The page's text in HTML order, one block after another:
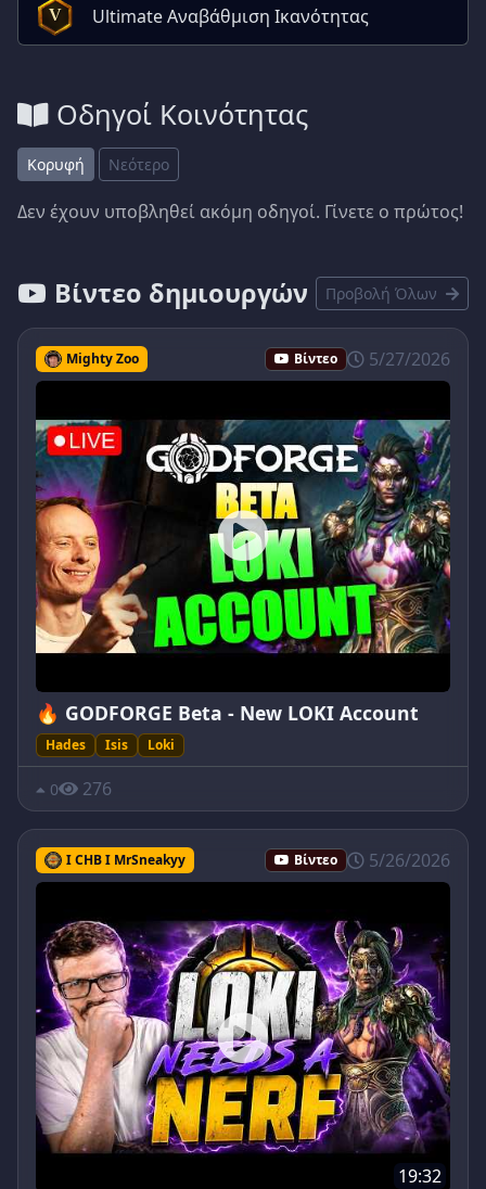
V Ultimate Αναβάθμιση Ικανότητας
Οδηγοί Κοινότητας
Κορυφή Νεότερο
Δεν έχουν υποβληθεί ακόμη οδηγοί. Γίνετε ο πρώτος!
Βίντεο δημιουργών Προβολή Όλων
Mighty Zoo Βίντεο 5/27/2026
🔥 GODFORGE Beta - New LOKI Account
Hades Isis Loki
0 276
I CHB I MrSneakyy Βίντεο 5/26/2026
19:32